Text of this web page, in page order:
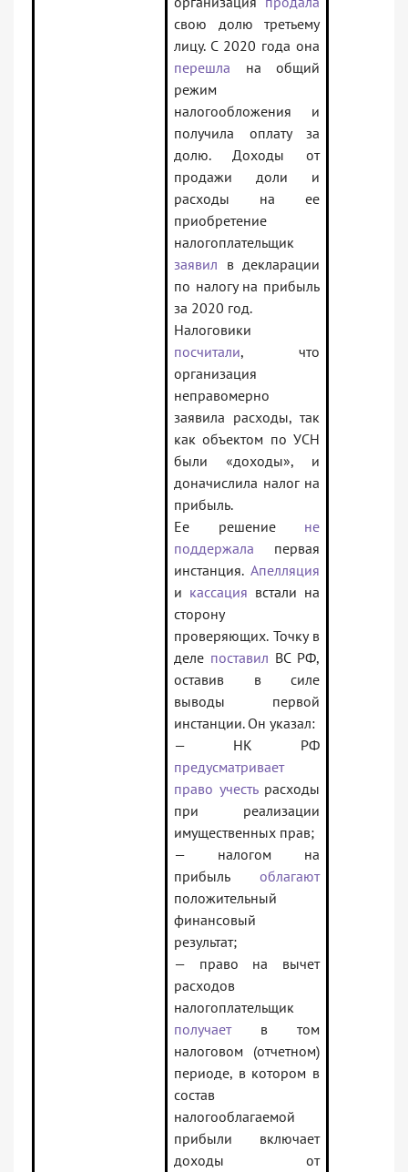
свою долю третьему
лицу. С 2020 года она
перешла на общий
режим
налогообложения и
получила оплату за
долю. Доходы от
продажи доли и
расходы на ее
приобретение
налогоплательщик
заявил в декларации
по налогу на прибыль
за 2020 год.
Налоговики
посчитали, что
организация
неправомерно
заявила расходы, так
как объектом по УСН
были «доходы», и
доначислила налог на
прибыль.
Ее решение не
поддержала первая
инстанция. Апелляция
и кассация встали на
сторону
проверяющих. Точку в
деле поставил ВС РФ,
оставив в силе
выводы первой
инстанции. Он указал:
— НК РФ
предусматривает
право учестьрасходы
при реализации
имущественных прав;
— налогом на
прибыль облагают
положительный
финансовый
результат;
— право на вычет
расходов
налогоплательщик
получаетв том
налоговом (отчетном)
периоде, в котором в
состав
налогооблагаемой
прибыли включает
доходы от